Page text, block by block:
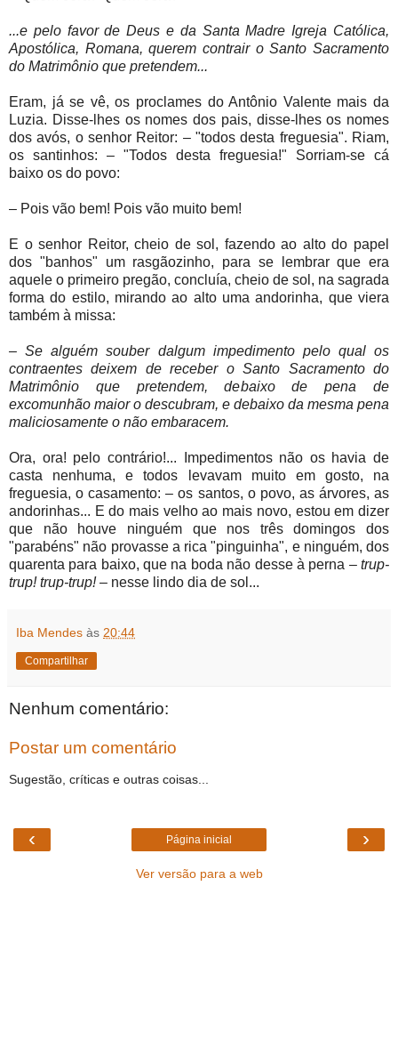
...e pelo favor de Deus e da Santa Madre Igreja Católica,
Apostólica, Romana, querem contrair o Santo Sacramento
do Matrimônio que pretendem...
Eram, já se vê, os proclames do Antônio Valente mais da
Luzia. Disse-lhes os nomes dos pais, disse-lhes os nomes
dos avós, o senhor Reitor: – "todos desta freguesia". Riam,
os santinhos: – "Todos desta freguesia!" Sorriam-se cá
baixo os do povo:
– Pois vão bem! Pois vão muito bem!
E o senhor Reitor, cheio de sol, fazendo ao alto do papel
dos "banhos" um rasgãozinho, para se lembrar que era
aquele o primeiro pregão, concluía, cheio de sol, na sagrada
forma do estilo, mirando ao alto uma andorinha, que viera
também à missa:
– Se alguém souber dalgum impedimento pelo qual os
contraentes deixem de receber o Santo Sacramento do
Matrimônio que pretendem, debaixo de pena de
excomunhão maior o descubram, e debaixo da mesma pena
maliciosamente o não embaracem.
Ora, ora! pelo contrário!... Impedimentos não os havia de
casta nenhuma, e todos levavam muito em gosto, na
freguesia, o casamento: – os santos, o povo, as árvores, as
andorinhas... E do mais velho ao mais novo, estou em dizer
que não houve ninguém que nos três domingos dos
"parabéns" não provasse a rica "pinguinha", e ninguém, dos
quarenta para baixo, que na boda não desse à perna – trup-
trup! trup-trup!– nesse lindo dia de sol...
Iba Mendes às 20:44
Compartilhar
Nenhum comentário:
Postar um comentário
Sugestão, críticas e outras coisas...
‹ ›
Página inicial
Ver versão para a web